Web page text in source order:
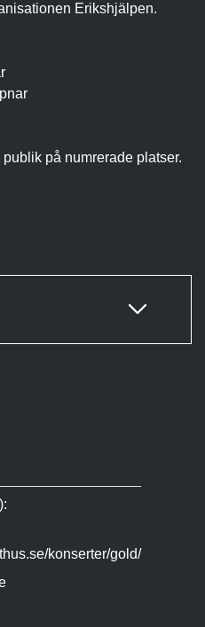
Erikshjälpen.
på numrerade platser.
konserter/gold/